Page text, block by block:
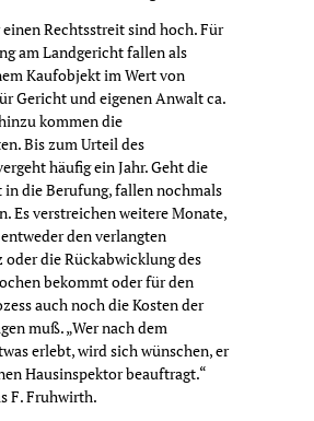
Rechtsstreit sind hoch. Für
am Landgericht fallen als
Kaufobjekt im Wert von
Gericht und eigenen Anwalt ca.
kommen die
Bis zum Urteil des
häufig ein Jahr. Geht die
in die Berufung, fallen nochmals
Es verstreichen weitere Monate,
den verlangten
oder die Rückabwicklung des
bekommt oder für den
auch noch die Kosten der
muß. „Wer nach dem
erlebt, wird sich wünschen, er
Hausinspektor beauftragt.“
F. Fruhwirth.